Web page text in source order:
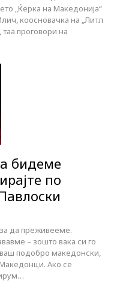
„Ќерка на Македонија“
коосновачка на „Литл
проговори на
бидеме
по
да преживееме.
– зошто вака си го
подобро македонски,
Ако се